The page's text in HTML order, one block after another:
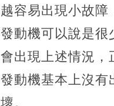
越容易出現小故障
發動機可以說是很
會出現上述情況，
發動機基本上沒有
壞。